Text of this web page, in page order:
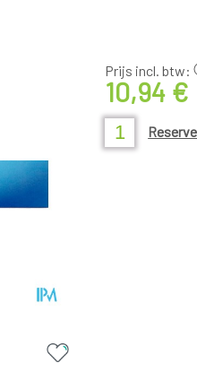
Prijs incl. btw:
10,94 €